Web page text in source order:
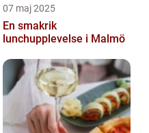
07 maj 2025
En smakrik
lunchupplevelse i Malmö